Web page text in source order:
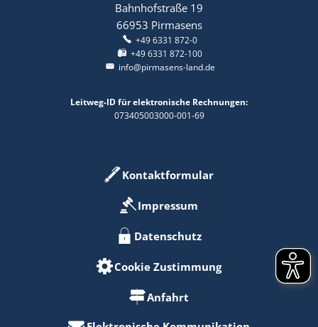
Bahnhofstraße 19
66953 Pirmasens
+49 6331 872-0
+49 6331 872-100
info@pirmasens-land.de
Leitweg-ID für elektronische Rechnungen:
073405003000-001-69
Kontaktformular
Impressum
Datenschutz
Cookie Zustimmung
Anfahrt